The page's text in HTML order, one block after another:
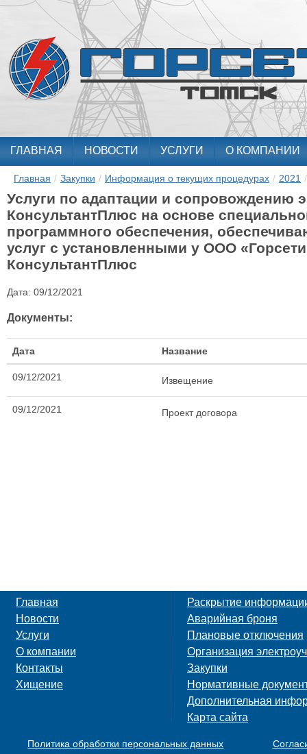
ГЛАВНАЯ НОВОСТИ УСЛУГИ О КОМПАНИИ
Главная / Закупки / Информация о текущих процедурах / 2021 /
Услуги по адаптации и сопровождению
КонсультантПлюс на основе
программного обеспечения,
услуг с установленными у ООО
КонсультантПлюс
Дата: 09/12/2021
Документы:
Дата Название
09/12/2021 Извещение
09/12/2021 Проект договора
Главная
Новости
Услуги
О компании
Контакты
Хищение
Раскрытие
Аварийная броня
Плановые отключения
Организация
Закупки
Нормативные
Дополнительная
Карта сайта
Политика обработки персональных данных